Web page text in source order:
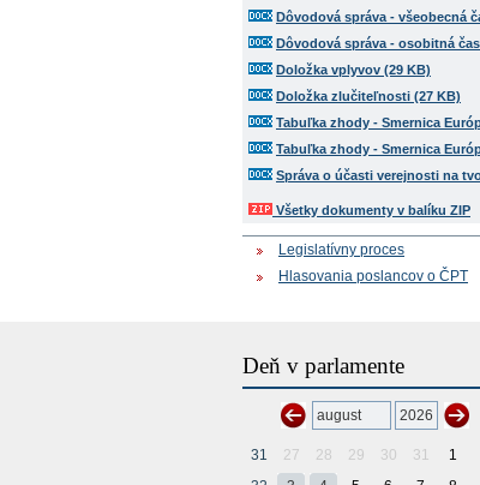
Dôvodová správa - všeobecná
Dôvodová správa - osobitná
Doložka vplyvov (29 KB)
Doložka zlučiteľnosti (27 KB)
Tabuľka zhody - Smernica
Tabuľka zhody - Smernica
Správa o účasti verejnosti na
Všetky dokumenty v balíku ZIP
Legislatívny proces
Hlasovania poslancov o ČPT
Deň v parlamente
31 27 28 29 30 31 1